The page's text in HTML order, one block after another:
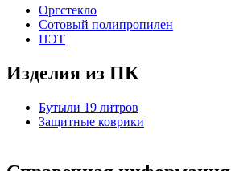
Оргстекло
Cотовый полипропилен
ПЭТ
Изделия из ПК
Бутыли 19 литров
Защитные коврики